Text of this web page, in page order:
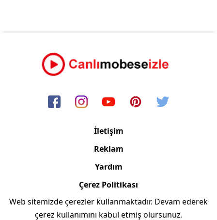
İletişim
Reklam
Yardım
Çerez Politikası
Copyright © 2006/2024 Canlimobeseizle.com
Web sitemizde çerezler kullanmaktadır. Devam ederek
çerez kullanımını kabul etmiş olursunuz.